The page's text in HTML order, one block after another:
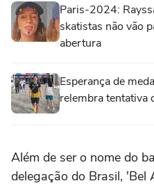
Paris-2024:
skatistas não vão
abertura
Esperança de
relembra tentativa
Além de ser o nome do
delegação do Brasil, 'Bel